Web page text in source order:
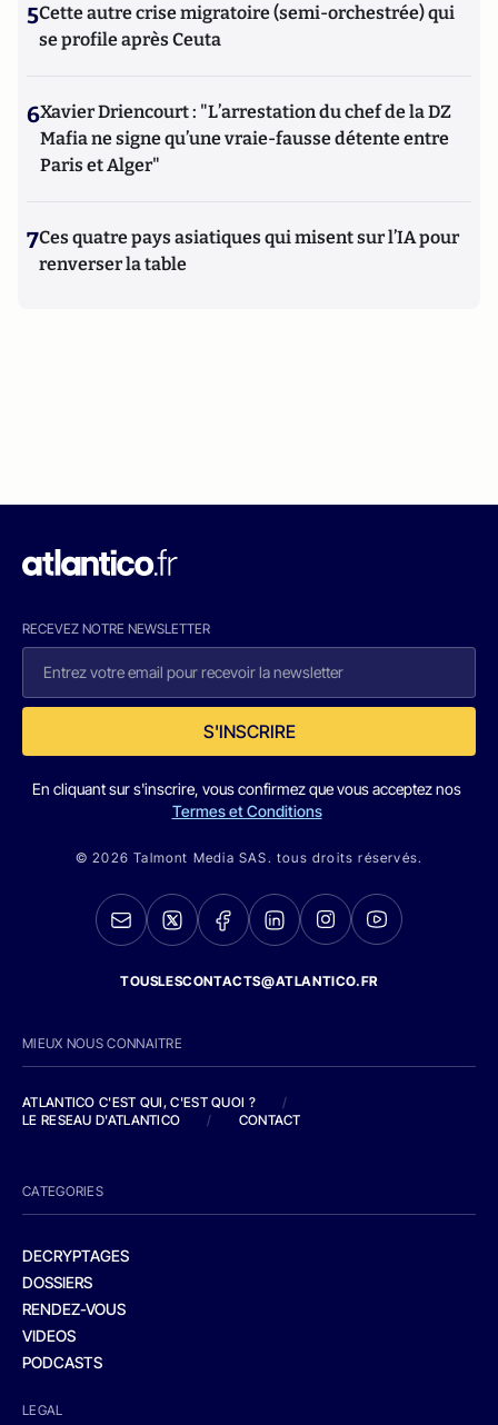
5Cette autre crise migratoire (semi-orchestrée) qui
se profile après Ceuta
6Xavier Driencourt : "L’arrestation du chef de la DZ
Mafia ne signe qu’une vraie-fausse détente entre
Paris et Alger"
7Ces quatre pays asiatiques qui misent sur l’IA pour
renverser la table
RECEVEZ NOTRE NEWSLETTER
S'INSCRIRE
En cliquant sur s'inscrire, vous confirmez que vous acceptez nos
Termes et Conditions
© 2026 Talmont Media SAS. tous droits réservés.
TOUSLESCONTACTS@ATLANTICO.FR
MIEUX NOUS CONNAITRE
ATLANTICO C'EST QUI, C'EST QUOI ?
/
LE RESEAU D'ATLANTICO
/ CONTACT
CATEGORIES
DECRYPTAGES
DOSSIERS
RENDEZ-VOUS
VIDEOS
PODCASTS
LEGAL